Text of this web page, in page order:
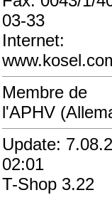
03-33
Internet:
Membre de
l'APHV
Update:
02:01
T-Shop 3.22